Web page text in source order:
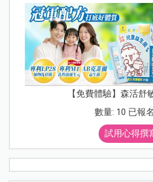
【免費體驗】森活舒
數量: 10 已報
試用心得撰